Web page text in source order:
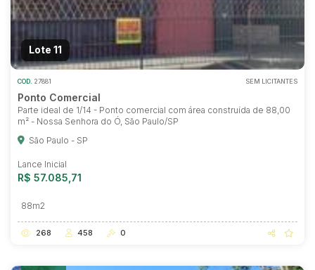
Lote 11
COD. 27881 SEM LICITANTES
Ponto Comercial
Parte ideal de 1/14 - Ponto comercial com área construída de 88,00
m² - Nossa Senhora do Ó, São Paulo/SP
São Paulo - SP
Lance Inicial
R$ 57.085,71
88m2
268 458 0